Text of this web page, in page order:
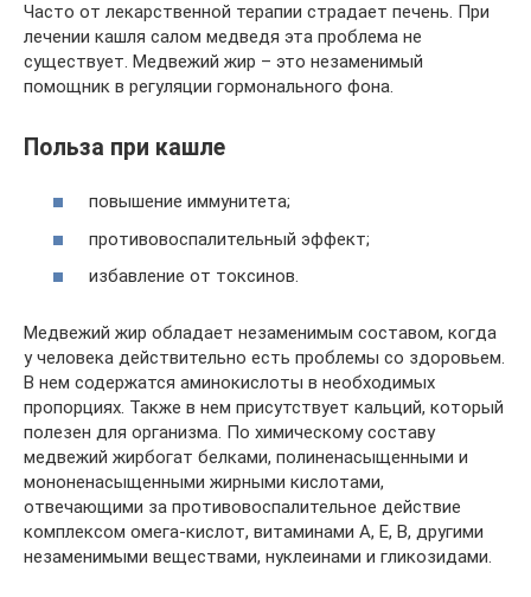
Часто от лекарственной терапии страдает печень. При
лечении кашля салом медведя эта проблема не
существует. Медвежий жир – это незаменимый
помощник в регуляции гормонального фона.
Польза при кашле
повышение иммунитета;
противовоспалительный эффект;
избавление от токсинов.
Медвежий жир обладает незаменимым составом, когда
у человека действительно есть проблемы со здоровьем.
В нем содержатся аминокислоты в необходимых
пропорциях. Также в нем присутствует кальций, который
полезен для организма. По химическому составу
медвежий жирбогат белками, полиненасыщенными и
мононенасыщенными жирными кислотами,
отвечающими за противовоспалительное действие
комплексом омега-кислот, витаминами А, Е, В, другими
незаменимыми веществами, нуклеинами и гликозидами.